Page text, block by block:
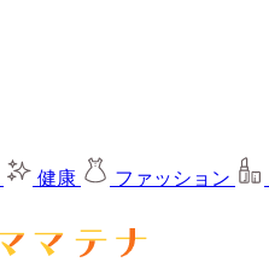
健康 ファッション